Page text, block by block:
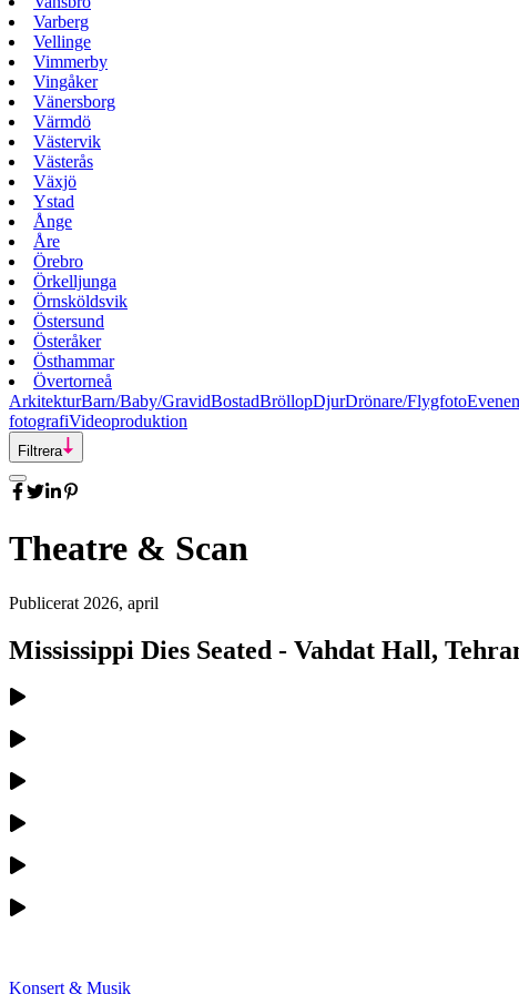
Varberg
Vellinge
Vimmerby
Vingåker
Vänersborg
Värmdö
Västervik
Västerås
Växjö
Ystad
Ånge
Åre
Örebro
Örkelljunga
Örnsköldsvik
Östersund
Österåker
Östhammar
Övertorneå
ArkitekturBarn/Baby/GravidBostadBröllopDjurDrönare/Flygfoto
fotografiVideoproduktion
Filtrera
Theatre & Scan
Publicerat 2026, april
Mississippi Dies Seated - Vahdat Hall,
Konsert & Musik